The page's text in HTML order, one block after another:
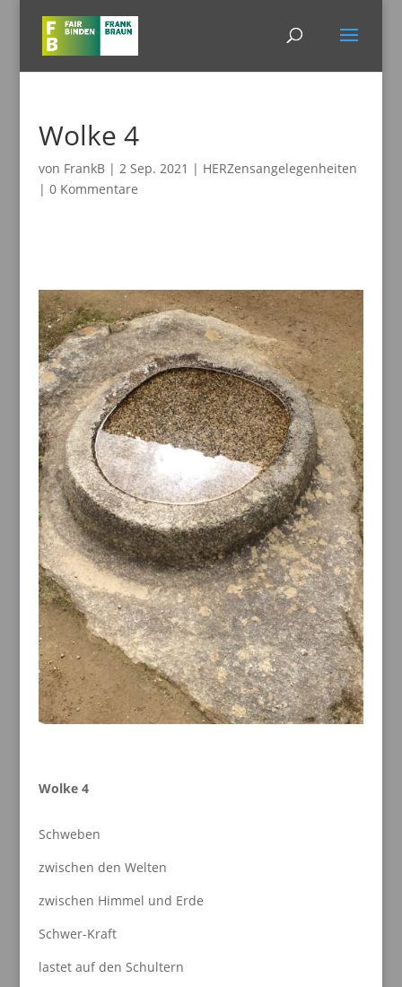
Wolke 4
von FrankB| 2 Sep. 2021 | HERZensangelegenheiten
| 0 Kommentare
Wolke 4
Schweben
zwischen den Welten
zwischen Himmel und Erde
Schwer-Kraft
lastet auf den Schultern